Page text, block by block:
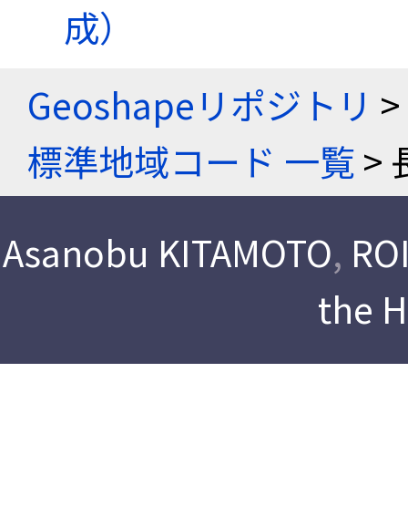
成）
Geoshapeリポジトリ >
標準地域コード 一覧>
Asanobu KITAMOTO,
the